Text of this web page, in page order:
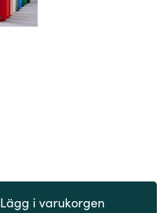
Lägg i varukorgen